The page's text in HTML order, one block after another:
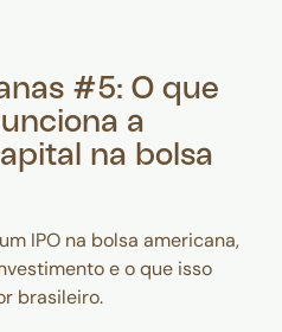
#5: O que
a
na bolsa
IPO na bolsa americana,
e o que isso
brasileiro.